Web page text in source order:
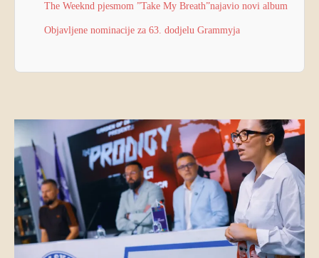
The Weeknd pjesmom ”Take My Breath”najavio novi album
Objavljene nominacije za 63. dodjelu Grammyja